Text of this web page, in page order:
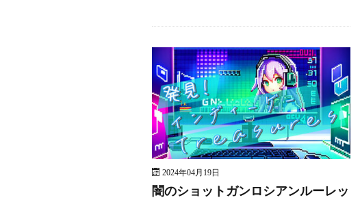
2024年04月19日
闇のショットガンロシアンルーレッ